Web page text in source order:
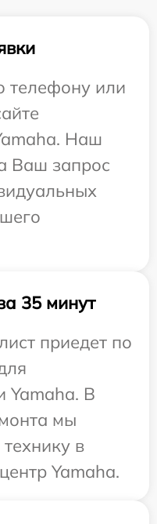
телефону или
Наш
Ваш запрос
35 минут
приедет по
Yamaha. В
мы
в
Yamaha.